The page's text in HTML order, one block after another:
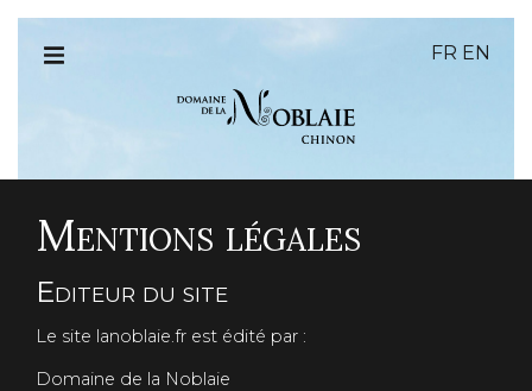
FR EN
Mentions légales
Editeur du site
Le site lanoblaie.fr est édité par :
Domaine de la Noblaie